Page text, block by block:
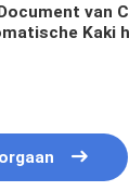
van
Kaki